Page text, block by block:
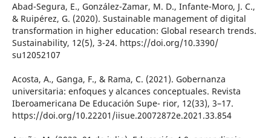
Abad-Segura, E., González-Zamar, M. D., Infante-Moro, J. C.,
& Ruipérez, G. (2020). Sustainable management of digital
transformation in higher education: Global research trends.
Sustainability, 12(5), 3-24. https://doi.org/10.3390/
su12052107
Acosta, A., Ganga, F., & Rama, C. (2021). Gobernanza
universitaria: enfoques y alcances conceptuales. Revista
Iberoamericana De Educación Supe- rior, 12(33), 3–17.
https://doi.org/10.22201/iisue.20072872e.2021.33.854